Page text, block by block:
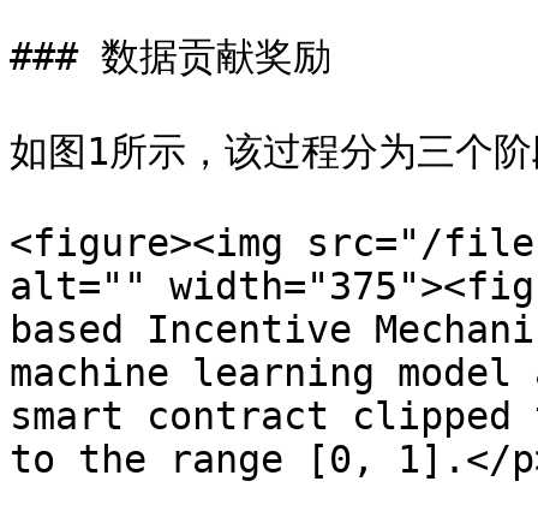
### 数据贡献奖励
如图1所示，该过程分为三个
<figure><img src="/files/
alt=""
based Incentive
machine learning
smart contract
to the range [0, 1].</